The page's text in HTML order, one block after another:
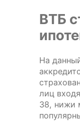
ВТБ
На
лиц
38, нижи